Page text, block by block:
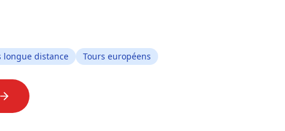
longue distance Tours européens